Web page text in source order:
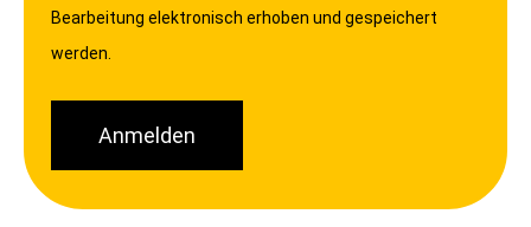
Bearbeitung elektronisch erhoben und gespeichert
werden.
Anmelden